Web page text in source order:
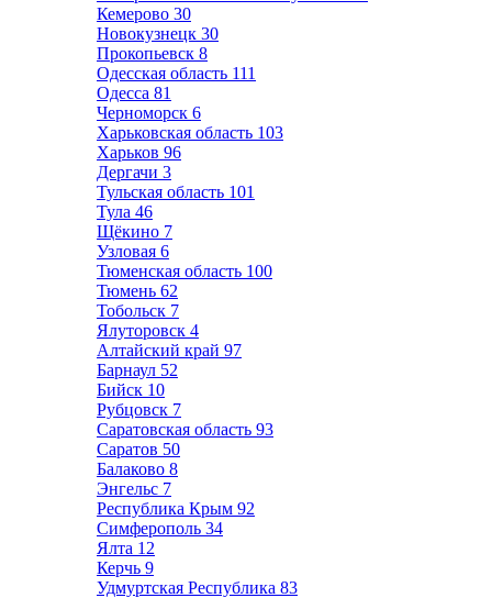
Кемерово 30
Новокузнецк 30
Прокопьевск 8
Одесская область 111
Одесса 81
Черноморск 6
Харьковская область 103
Харьков 96
Дергачи 3
Тульская область 101
Тула 46
Щёкино 7
Узловая 6
Тюменская область 100
Тюмень 62
Тобольск 7
Ялуторовск 4
Алтайский край 97
Барнаул 52
Бийск 10
Рубцовск 7
Саратовская область 93
Саратов 50
Балаково 8
Энгельс 7
Республика Крым 92
Симферополь 34
Ялта 12
Керчь 9
Удмуртская Республика 83